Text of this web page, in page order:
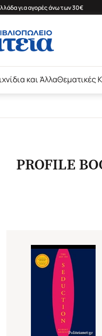
για αγορές άνω των 30€
και ΆλλαΘεματικές
PROFILE